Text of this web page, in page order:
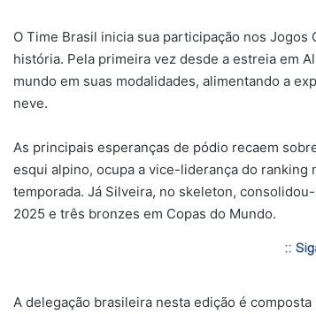
O Time Brasil inicia sua participação nos
história. Pela primeira vez desde a estreia em
mundo em suas modalidades, alimentando a
neve.
As principais esperanças de pódio recaem
esqui alpino, ocupa a vice-liderança do ranking
temporada. Já Silveira, no skeleton,
2025 e três bronzes em Copas do Mundo.
A delegação brasileira nesta edição é